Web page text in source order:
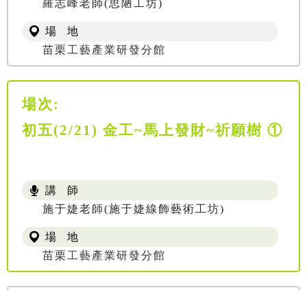
羅志峰老師(思陋工坊)
場 地
苗栗工藝產業研發分館
場次:
初五(2/21) 金工~馬上發財~祈願樹 ①
講 師
施于婕老師(施于婕線飾藝術工坊)
場 地
苗栗工藝產業研發分館